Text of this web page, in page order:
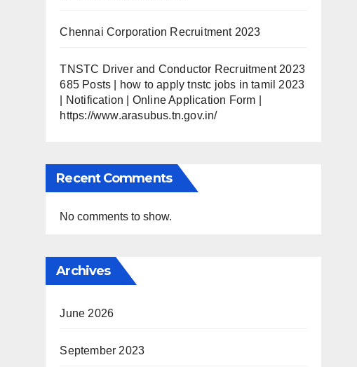
Chennai Corporation Recruitment 2023
TNSTC Driver and Conductor Recruitment 2023
685 Posts | how to apply tnstc jobs in tamil 2023
| Notification | Online Application Form |
https://www.arasubus.tn.gov.in/
Recent Comments
No comments to show.
Archives
June 2026
September 2023